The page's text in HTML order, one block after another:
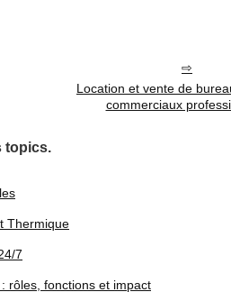
Location et vente de
commerciaux
topics.
Thermique
7
rôles, fonctions et impact